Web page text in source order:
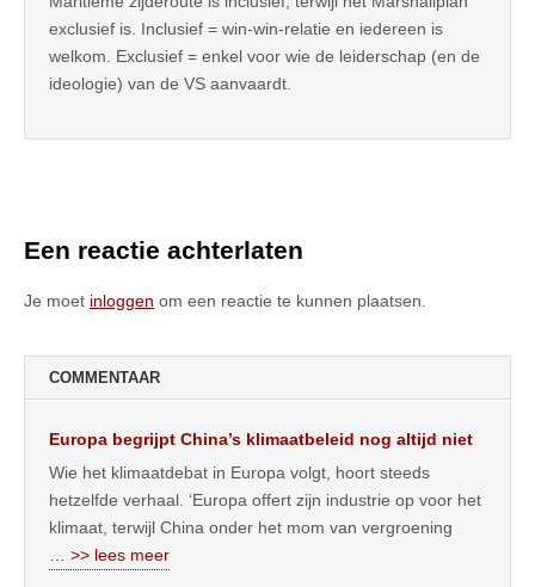
exclusief is. Inclusief = win-win-relatie en iedereen is
welkom. Exclusief = enkel voor wie de leiderschap (en de
ideologie) van de VS aanvaardt.
Een reactie achterlaten
Je moet inloggen om een reactie te kunnen plaatsen.
COMMENTAAR
Europa begrijpt China’s klimaatbeleid nog altijd niet
Wie het klimaatdebat in Europa volgt, hoort steeds
hetzelfde verhaal. ‘Europa offert zijn industrie op voor het
klimaat, terwijl China onder het mom van vergroening
… >> lees meer